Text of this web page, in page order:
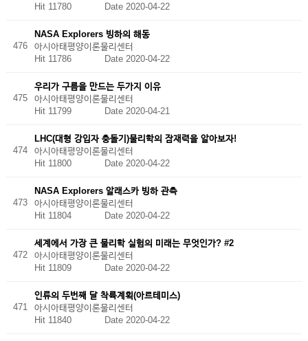
Hit 11780 Date 2020-04-22
476
NASA Explorers 빙하의 해동
아시아태평양이론물리센터
Hit 11786 Date 2020-04-22
475
우리가 구름을 만드는 두가지 이유
아시아태평양이론물리센터
Hit 11799 Date 2020-04-21
474
LHC(대형 강입자 충돌기)물리학의 잠재력을 알아보자!
아시아태평양이론물리센터
Hit 11800 Date 2020-04-22
473
NASA Explorers 알래스카 빙하 관측
아시아태평양이론물리센터
Hit 11804 Date 2020-04-22
472
세계에서 가장 큰 물리학 실험의 미래는 무엇인가? #2
아시아태평양이론물리센터
Hit 11809 Date 2020-04-22
471
인류의 두번째 달 착륙계획(아르테미스)
아시아태평양이론물리센터
Hit 11840 Date 2020-04-22